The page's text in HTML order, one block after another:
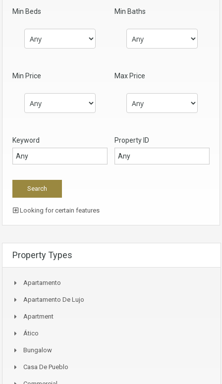
Min Beds Min Baths
Min Price Max Price
Keyword Property ID
Looking for certain features
Property Types
Apartamento
Apartamento De Lujo
Apartment
Ático
Bungalow
Casa De Pueblo